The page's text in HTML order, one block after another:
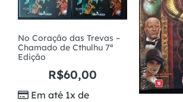
No Coração das Trevas –
Chamado de Cthulhu 7ª
Edição
R$60,00
Em até 1x de